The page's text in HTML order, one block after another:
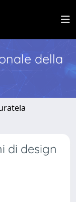
della
di design